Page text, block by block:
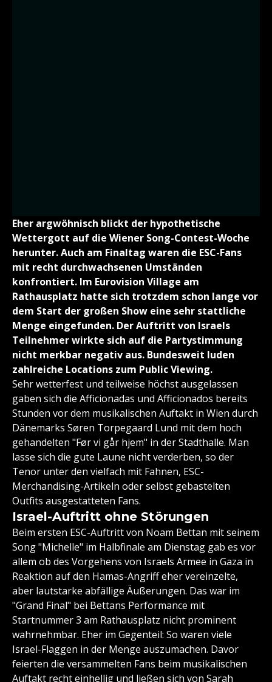
Eher argwöhnisch blickt der hypothetische
Wettergott auf die Wiener Song-Contest-Woche
herunter. Auch am Finaltag waren die ESC-Fans
mit recht durchwachsenen Umständen
konfrontiert. Im Eurovision Village am
Rathausplatz hatte sich trotzdem schon lange vor
dem Start der großen Show eine sehr stattliche
Menge eingefunden. Der Auftritt von Israels
Teilnehmer wirkte sich auf die Partystimmung
nicht merkbar negativ aus. Bundesweit luden
zahlreiche Locations zum Public Viewing.
Sehr wetterfest und teilweise höchst ausgelassen
gaben sich die Afficionadas und Afficionados bereits
Stunden vor dem musikalischen Auftakt in Wien durch
Dänemarks Søren Torpegaard Lund mit dem hoch
gehandelten "Før vi går hjem" in der Stadthalle. Man
lasse sich die gute Laune nicht verderben, so der
Tenor unter den vielfach mit Fahnen, ESC-
Merchandising-Artikeln oder selbst gebastelten
Outfits ausgestatteten Fans.
Israel-Auftritt ohne Störungen
Beim ersten ESC-Auftritt von Noam Bettan mit seinem
Song "Michelle" im Halbfinale am Dienstag gab es vor
allem ob des Vorgehens von Israels Armee in Gaza in
Reaktion auf den Hamas-Angriff eher vereinzelte,
aber lautstarke abfällige Äußerungen. Das war im
"Grand Final" bei Bettans Performance mit
Startnummer 3 am Rathausplatz nicht prominent
wahrnehmbar. Eher im Gegenteil: So waren viele
Israel-Flaggen in der Menge auszumachen. Davor
feierten die versammelten Fans beim musikalischen
Auftakt recht einhellig und ließen sich von Sarah